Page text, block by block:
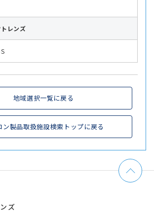
レンズ
地域選択一覧に戻る
ン製品取扱施設検索トップに戻る
ズ